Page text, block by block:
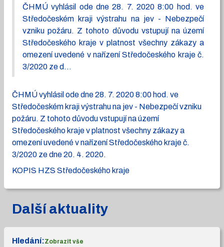
ČHMÚ vyhlásil ode dne 28. 7. 2020 8:00 hod. ve
Středočeském kraji výstrahu na jev - Nebezpečí
vzniku požáru. Z tohoto důvodu vstupují na území
Středočeského kraje v platnost všechny zákazy a
omezení uvedené v nařízení Středočeského kraje č.
3/2020 ze d...
ČHMÚ vyhlásil ode dne 28. 7. 2020 8:00 hod. ve
Středočeském kraji výstrahu na jev - Nebezpečí vzniku
požáru. Z tohoto důvodu vstupují na území
Středočeského kraje v platnost všechny zákazy a
omezení uvedené v nařízení Středočeského kraje č.
3/2020 ze dne 20. 4. 2020.
KOPIS HZS Středočeského kraje
Další aktuality
Hledání:Zobrazit vše